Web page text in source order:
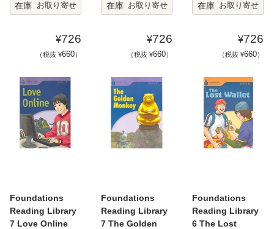
在庫 お取り寄せ
¥726
（税抜 ¥660）
在庫 お取り寄せ
¥726
（税抜 ¥660）
在庫 お取り寄せ
¥726
（税抜 ¥660）
Foundations
Reading Library
7 Love Online
Foundations
Reading Library
7 The Golden
Foundations
Reading Library
6 The Lost